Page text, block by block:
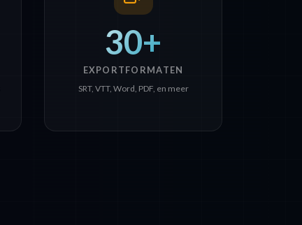
30+
EXPORTFORMATEN
SRT, VTT, Word, PDF, en meer